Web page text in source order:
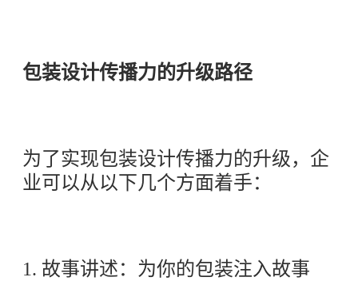
包装设计传播力的升级路径
为了实现包装设计传播力的升级，企
业可以从以下几个方面着手：
1. 故事讲述：为你的包装注入故事